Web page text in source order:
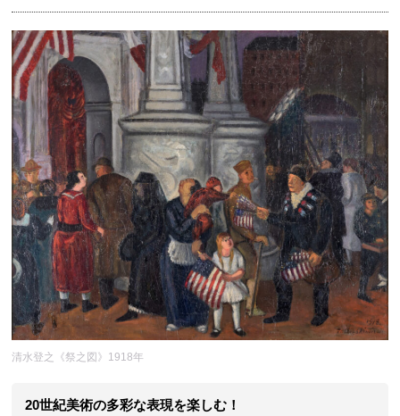
清水登之《祭之図》1918年
20世紀美術の多彩な表現を楽しむ！